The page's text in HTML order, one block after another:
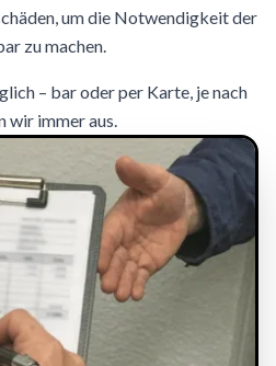
um die Notwendigkeit der
zu machen.
– bar oder per Karte, je nach
wir immer aus.